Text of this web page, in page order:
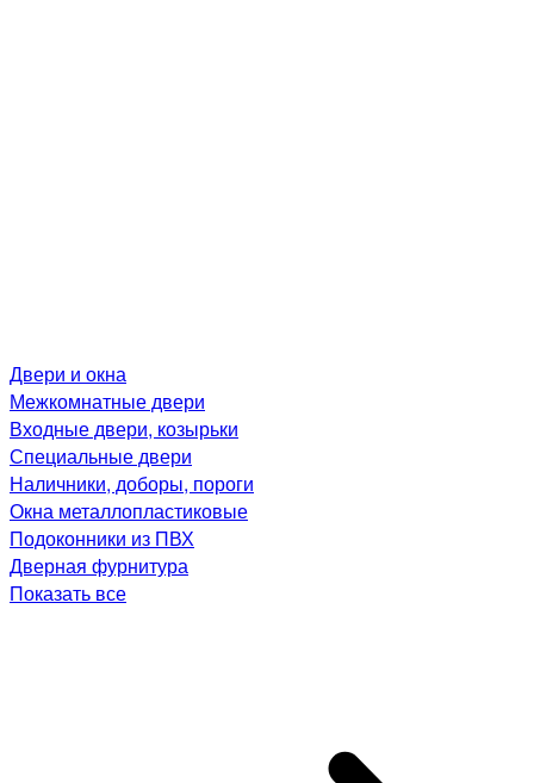
Двери и окна
Межкомнатные двери
Входные двери, козырьки
Специальные двери
Наличники, доборы, пороги
Окна металлопластиковые
Подоконники из ПВХ
Дверная фурнитура
Показать все